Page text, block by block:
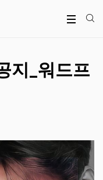
지_워드프